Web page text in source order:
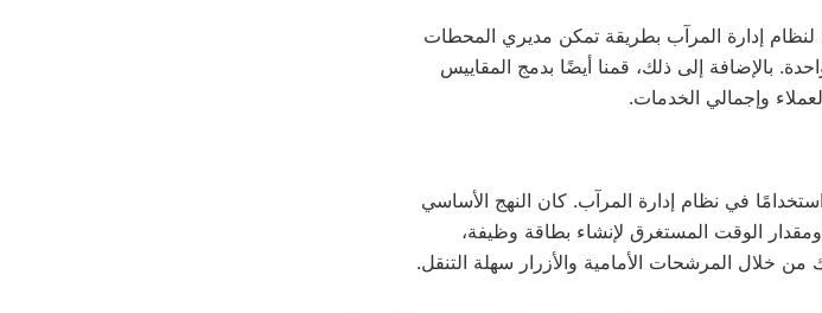
إدارة المرآب بطريقة تمكن مديري المحطات
بالإضافة إلى ذلك، قمنا أيضًا بدمج المقاييس
وإجمالي الخدمات.
في نظام إدارة المرآب. كان النهج الأساسي
الوقت المستغرق لإنشاء بطاقة وظيفة،
خلال المرشحات الأمامية والأزرار سهلة التنقل.